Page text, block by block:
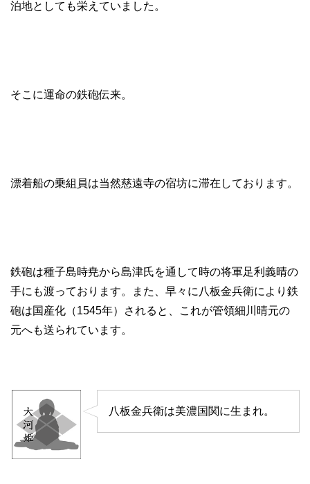
泊地としても栄えていました。
そこに運命の鉄砲伝来。
漂着船の乗組員は当然慈遠寺の宿坊に滞在しております。
鉄砲は種子島時尭から島津氏を通して時の将軍足利義晴の
手にも渡っております。また、早々に八板金兵衛により鉄
砲は国産化（1545年）されると、これが管領細川晴元の
元へも送られています。
八板金兵衛は美濃国関に生まれ。